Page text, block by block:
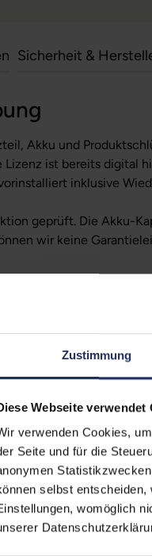
Zustimmung
Webseite verwendet
verwenden Cookies,
Seite und für die
selbst
womöglich
Sicherheit &
Akku und
Lizenz ist bereits digital
inklusive
geprüft. Die Akku-
wir keine